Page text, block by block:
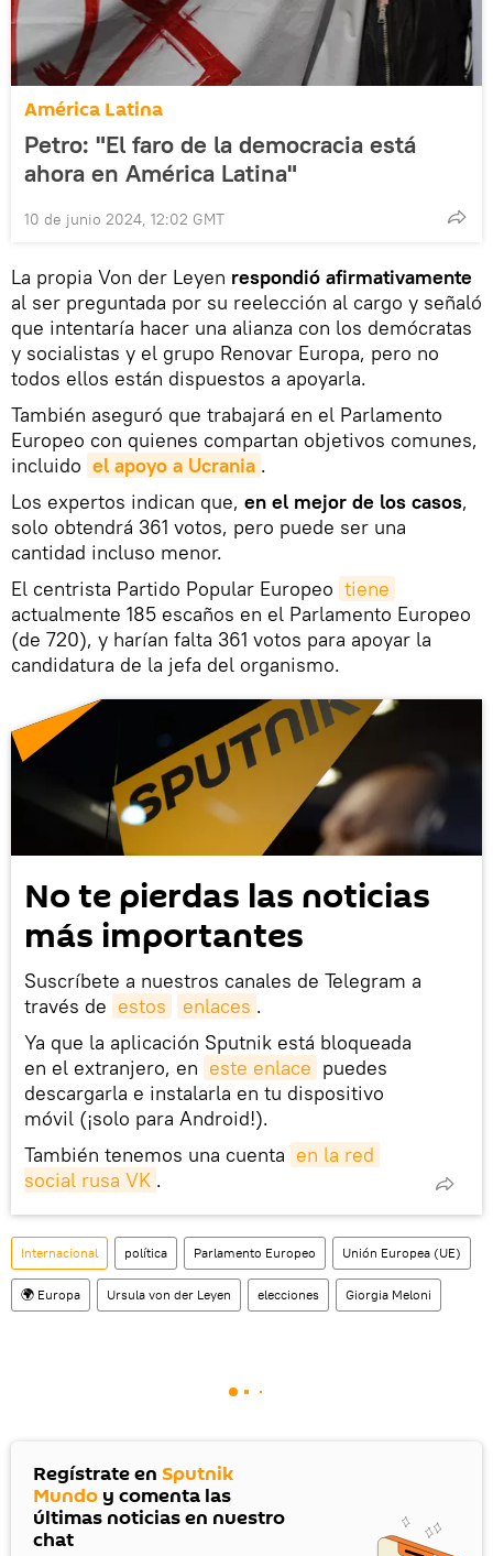
América Latina
Petro: "El faro de la democracia está
ahora en América Latina"
10 de junio 2024, 12:02 GMT
La propia Von der Leyen respondió afirmativamente
al ser preguntada por su reelección al cargo y señaló
que intentaría hacer una alianza con los demócratas
y socialistas y el grupo Renovar Europa, pero no
todos ellos están dispuestos a apoyarla.
También aseguró que trabajará en el Parlamento
Europeo con quienes compartan objetivos comunes,
incluido el apoyo a Ucrania .
Los expertos indican que, en el mejor de los casos,
solo obtendrá 361 votos, pero puede ser una
cantidad incluso menor.
El centrista Partido Popular Europeo tiene
actualmente 185 escaños en el Parlamento Europeo
(de 720), y harían falta 361 votos para apoyar la
candidatura de la jefa del organismo.
No te pierdas las noticias
más importantes
Suscríbete a nuestros canales de Telegram a
través de estos enlaces .
Ya que la aplicación Sputnik está bloqueada
en el extranjero, en este enlace puedes
descargarla e instalarla en tu dispositivo
móvil (¡solo para Android!).
También tenemos una cuenta en la red
social rusa VK .
Internacional política Parlamento Europeo Unión Europea (UE)
🌍 Europa Ursula von der Leyen elecciones Giorgia Meloni
Regístrate en Sputnik
Mundo y comenta las
últimas noticias en nuestro
chat